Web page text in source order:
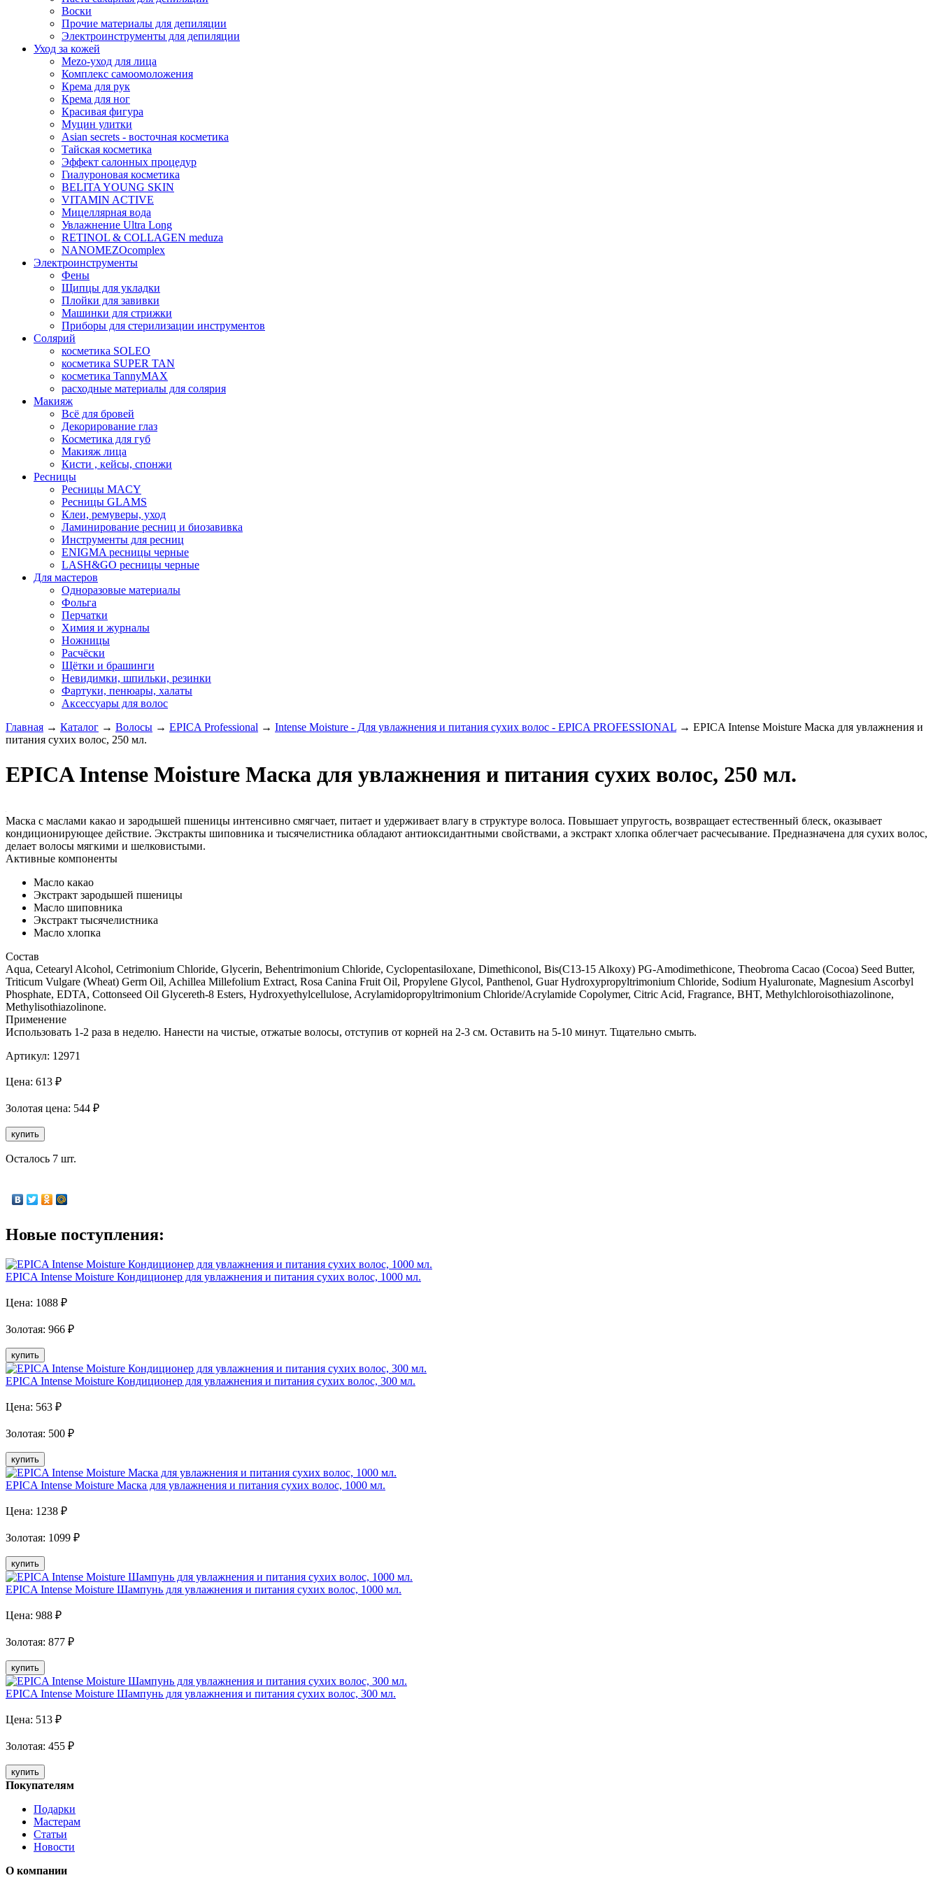
Воски
Прочие материалы для депиляции
Электроинструменты для депиляции
Уход за кожей
Mezo-уход для лица
Комплекс самоомоложения
Крема для рук
Крема для ног
Красивая фигура
Муцин улитки
Asian seсrets - восточная косметика
Тайская косметика
Эффект салонных процедур
Гиалуроновая косметика
BELITA YOUNG SKIN
VITAMIN ACTIVE
Мицеллярная вода
Увлажнение Ultra Long
RETINOL & COLLAGEN meduza
NANOMEZOcomplex
Электроинструменты
Фены
Щипцы для укладки
Плойки для завивки
Машинки для стрижки
Приборы для стерилизации инструментов
Солярий
косметика SOLEO
косметика SUPER TAN
косметика TannyMAX
расходные материалы для солярия
Макияж
Всё для бровей
Декорирование глаз
Косметика для губ
Макияж лица
Кисти , кейсы, спонжи
Ресницы
Ресницы MACY
Ресницы GLAMS
Клеи, ремуверы, уход
Ламинирование ресниц и биозавивка
Инструменты для ресниц
ENIGMA ресницы черные
LASH&GO ресницы черные
Для мастеров
Одноразовые материалы
Фольга
Перчатки
Химия и журналы
Ножницы
Расчёски
Щётки и брашинги
Невидимки, шпильки, резинки
Фартуки, пенюары, халаты
Аксессуары для волос
Главная → Каталог → Волосы → EPICA Professional → Intense Moisture - Для увлажнения и питания сухих волос - EPICA PROFESSIONAL → EPICA Intense Moisture Маска для увлажнения и
питания сухих волос, 250 мл.
EPICA Intense Moisture Маска для увлажнения и питания сухих волос, 250 мл.
Маска с маслами какао и зародышей пшеницы интенсивно смягчает, питает и удерживает влагу в структуре волоса. Повышает упругость, возвращает естественный блеск, оказывает
кондиционирующее действие. Экстракты шиповника и тысячелистника обладают антиоксидантными свойствами, а экстракт хлопка облегчает расчесывание. Предназначена для сухих волос,
делает волосы мягкими и шелковистыми.
Активные компоненты
Масло какао
Экстракт зародышей пшеницы
Масло шиповника
Экстракт тысячелистника
Масло хлопка
Состав
Aqua, Cetearyl Alcohol, Cetrimonium Chloride, Glycerin, Behentrimonium Chloride, Cyclopentasiloxane, Dimethiconol, Bis(C13-15 Alkoxy) PG-Amodimethicone, Theobroma Cacao (Cocoa) Seed Butter,
Triticum Vulgare (Wheat) Germ Oil, Achillea Millefolium Extract, Rosa Canina Fruit Oil, Propylene Glycol, Panthenol, Guar Hydroxypropyltrimonium Chloride, Sodium Hyaluronate, Magnesium Ascorbyl
Phosphate, EDTA, Cottonseed Oil Glycereth-8 Esters, Hydroxyethylcellulose, Acrylamidopropyltrimonium Chloride/Acrylamide Copolymer, Citric Acid, Fragrance, BHT, Methylchloroisothiazolinone,
Methylisothiazolinone.
Применение
Использовать 1-2 раза в неделю. Нанести на чистые, отжатые волосы, отступив от корней на 2-3 см. Оставить на 5-10 минут. Тщательно смыть.
Артикул: 12971
Цена: 613 ₽
Золотая цена: 544 ₽
купить
Осталось 7 шт.
Новые поступления:
EPICA Intense Moisture Кондиционер для увлажнения и питания сухих волос, 1000 мл.
Цена: 1088 ₽
Золотая: 966 ₽
купить
EPICA Intense Moisture Кондиционер для увлажнения и питания сухих волос, 300 мл.
Цена: 563 ₽
Золотая: 500 ₽
купить
EPICA Intense Moisture Маска для увлажнения и питания сухих волос, 1000 мл.
Цена: 1238 ₽
Золотая: 1099 ₽
купить
EPICA Intense Moisture Шампунь для увлажнения и питания сухих волос, 1000 мл.
Цена: 988 ₽
Золотая: 877 ₽
купить
EPICA Intense Moisture Шампунь для увлажнения и питания сухих волос, 300 мл.
Цена: 513 ₽
Золотая: 455 ₽
купить
Покупателям
Подарки
Мастерам
Статьи
Новости
О компании